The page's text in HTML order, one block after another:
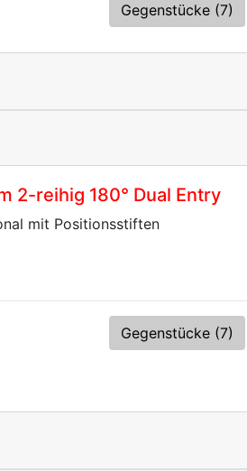
Gegenstücke (7)
2-reihig 180° Dual Entry
mit Positionsstiften
Gegenstücke (7)